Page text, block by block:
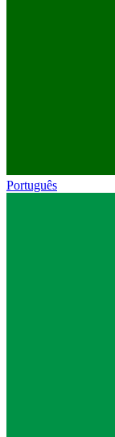
Português